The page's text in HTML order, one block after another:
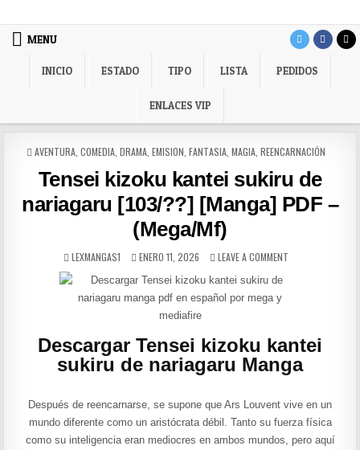
LexMangas
MENU
INICIO ESTADO TIPO LISTA PEDIDOS
ENLACES VIP
POSTED IN
AVENTURA COMEDIA DRAMA EMISION FANTASIA MAGIA REENCARNACIÓN
Tensei kizoku kantei sukiru de
nariagaru [103/??] [Manga] PDF –
(Mega/Mf)
AUTHOR:
LEXMANGAS1 PUBLISHED DATE:
ENERO 11, 2026 LEAVE A COMMENT
Descargar Tensei kizoku kantei
sukiru de nariagaru Manga
Después de reencarnarse, se supone que Ars Louvent vive en un
mundo diferente como un aristócrata débil. Tanto su fuerza física
como su inteligencia eran mediocres en ambos mundos, pero aquí